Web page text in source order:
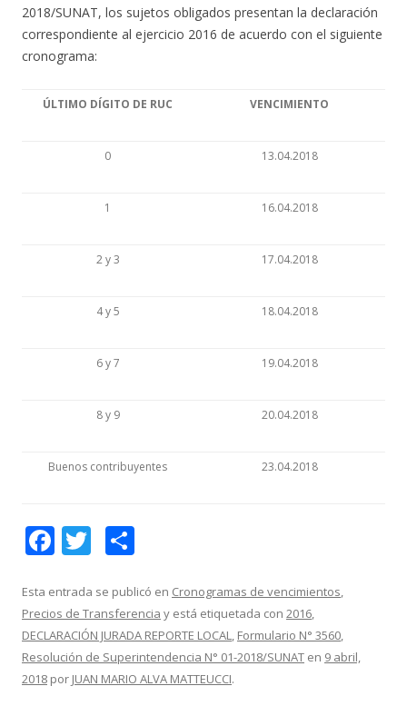
2018/SUNAT, los sujetos obligados presentan la declaración
correspondiente al ejercicio 2016 de acuerdo con el siguiente
cronograma:
ÚLTIMO DÍGITO DE RUC VENCIMIENTO
0 13.04.2018
1 16.04.2018
2 y 3 17.04.2018
4 y 5 18.04.2018
6 y 7 19.04.2018
8 y 9 20.04.2018
Buenos contribuyentes 23.04.2018
F
e
b
o
o
T
itt
er
m
p
ar
ti
Esta entrada se publicó en Cronogramas de vencimientos,
Precios de Transferencia y está etiquetada con 2016,
DECLARACIÓN JURADA REPORTE LOCAL, Formulario N° 3560,
Resolución de Superintendencia N° 01-2018/SUNAT en 9 abril,
2018 por JUAN MARIO ALVA MATTEUCCI.